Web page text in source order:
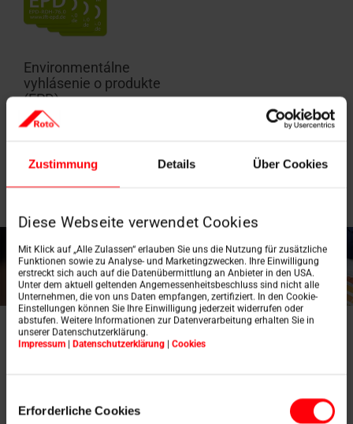
Zustimmung Details Über Cookies
Diese Webseite verwendet Cookies
Mit Klick auf „Alle Zulassen“ erlauben Sie uns die Nutzung für zusätzliche
Funktionen sowie zu Analyse- und Marketingzwecken. Ihre Einwilligung
erstreckt sich auch auf die Datenübermittlung an Anbieter in den USA.
Unter dem aktuell geltenden Angemessenheitsbeschluss sind nicht alle
Unternehmen, die von uns Daten empfangen, zertifiziert. In den Cookie-
Einstellungen können Sie Ihre Einwilligung jederzeit widerrufen oder
abstufen. Weitere Informationen zur Datenverarbeitung erhalten Sie in
unserer Datenschutzerklärung.
Impressum | Datenschutzerklärung | Cookies
Erforderliche Cookies
Environmentálne
vyhlásenie o produkte
(EPD)
Zistite viac
Technické údaje
otočného okna